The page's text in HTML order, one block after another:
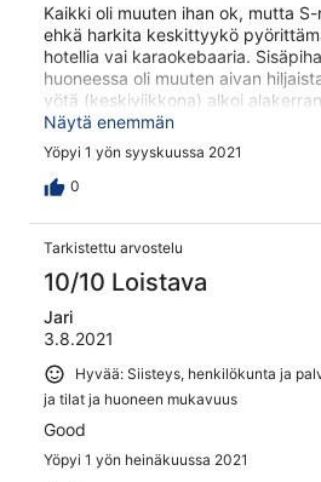
Kaikki oli muuten ihan ok, mutta
ehkä harkita keskittyykö
hotellia vai karaokebaaria.
huoneessa oli muuten aivan
yötä (keskiviikkona) alkoi
jumalaton mylvintä. Huoneessa oli
puolesta, mutta itseäni ainakaan ei
korvissa yrittää nukkua.
nimenomaan ketjun omasta
Näytä enemmän
Yöpyi 1 yön syyskuussa 2021
0
Tarkistettu arvostelu
10/10 Loistava
Jari
3.8.2021
Hyvää: Siisteys, henkilökunta ja
ja tilat ja huoneen mukavuus
Good
Yöpyi 1 yön heinäkuussa 2021